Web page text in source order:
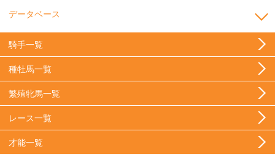
データベース
騎手一覧
種牡馬一覧
繁殖牝馬一覧
レース一覧
才能一覧